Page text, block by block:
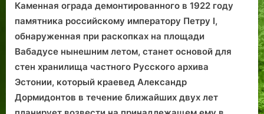
Каменная ограда демонтированного в 1922 году
памятника российскому императору Петру I,
обнаруженная при раскопках на площади
Вабадусе нынешним летом, станет основой для
стен хранилища частного Русского архива
Эстонии, который краевед Александр
Дормидонтов в течение ближайших двух лет